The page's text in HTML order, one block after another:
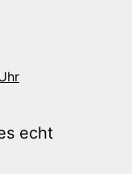
echt